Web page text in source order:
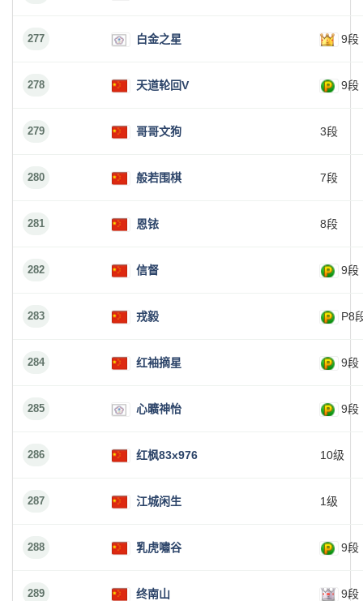
277 白金之星 9段
278 天道轮回V 9段
279 哥哥文狗 3段
280 般若围棋 7段
281 恩铱 8段
282 信督 9段
283 戎毅 P8
284 红袖摘星 9段
285 心曠神怡 9段
286 红枫83x976 10级
287 江城闲生 1级
288 乳虎嘯谷 9段
289 终南山 9段